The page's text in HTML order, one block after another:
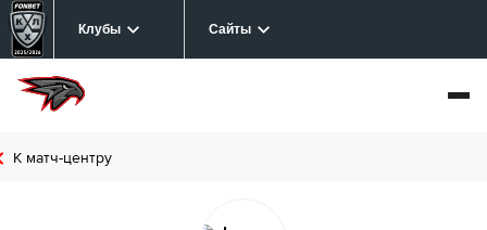
Клубы Сайты
К матч-центру